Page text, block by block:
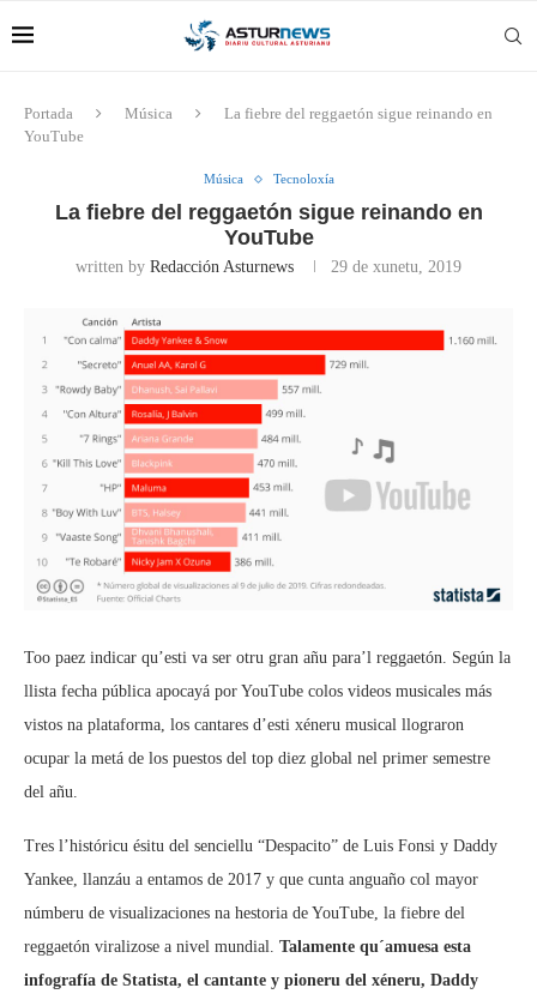
Portada Música
La fiebre del reggaetón sigue reinando en
YouTube
Música Tecnoloxía
La fiebre del reggaetón sigue reinando en
YouTube
written by Redacción Asturnews 29 de xunetu, 2019
Too paez indicar qu’esti va ser otru gran añu para’l reggaetón. Según la
llista fecha pública apocayá por YouTube colos videos musicales más
vistos na plataforma, los cantares d’esti xéneru musical llograron
ocupar la metá de los puestos del top diez global nel primer semestre
del añu.
Tres l’históricu ésitu del senciellu “Despacito” de Luis Fonsi y Daddy
Yankee, llanzáu a entamos de 2017 y que cunta anguaño col mayor
númberu de visualizaciones na hestoria de YouTube, la fiebre del
reggaetón viralizose a nivel mundial. Talamente qu´amuesa esta
infografía de Statista, el cantante y pioneru del xéneru, Daddy